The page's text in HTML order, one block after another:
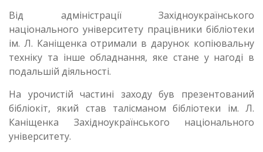
Від адміністрації Західноукраїнського
національного університету працівники бібліотеки
ім. Л. Каніщенка отримали в дарунок копіювальну
техніку та інше обладнання, яке стане у нагоді в
подальшій діяльності.
На урочистій частині заходу був презентований
бібліокіт, який став талісманом бібліотеки ім. Л.
Каніщенка Західноукраїнського національного
університету.